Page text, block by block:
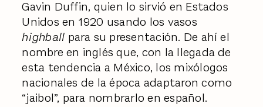
Gavin Duffin, quien lo sirvió en Estados
Unidos en 1920 usando los vasos
highball para su presentación. De ahí el
nombre en inglés que, con la llegada de
esta tendencia a México, los mixólogos
nacionales de la época adaptaron como
“jaibol”, para nombrarlo en español.